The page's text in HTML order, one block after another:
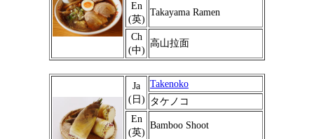
En
(英)
Takayama Ramen
Ch
(中)
高山拉面
Ja
(日)
Takenoko
タケノコ
En
(英)
Bamboo Shoot